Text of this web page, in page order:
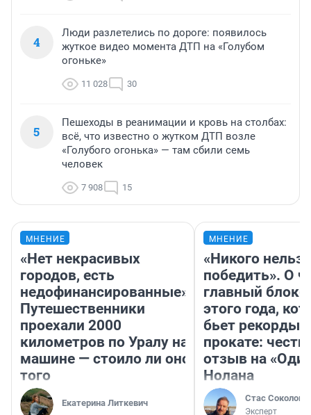
4
Люди разлетелись по дороге: появилось
жуткое видео момента ДТП на «Голубом
огоньке»
11 028 30
5
Пешеходы в реанимации и кровь на столбах:
всё, что известно о жутком ДТП возле
«Голубого огонька» — там сбили семь
человек
7 908 15
МНЕНИЕ
«Нет некрасивых
городов, есть
недофинансированные».
Путешественники
проехали 2000
километров по Уралу на
машине — стоило ли оно
того
Екатерина Литкевич
МНЕНИЕ
«Никого нельзя
победить». О
главный
этого года,
бьет рекорды в
прокате:
отзыв на
Нолана
Стас Соколов
Эксперт